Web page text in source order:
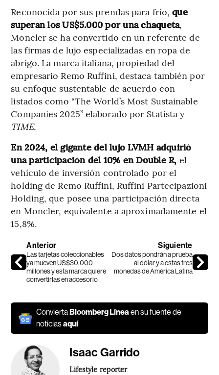
Reconocida por sus prendas para frío,que
superan los US$5.000 por una chaqueta,
Moncler se ha convertido en un referente de
las firmas de lujo especializadas en ropa de
abrigo. La marca italiana, propiedad del
empresario Remo Ruffini, destaca también por
su enfoque sustentable de acuerdo con
listados como “The World’s Most Sustainable
Companies 2025” elaborado por Statista y
TIME.
En 2024, el gigante del lujo LVMH adquirió
una participación del 10% en Double R, el
vehículo de inversión controlado por el
holding de Remo Ruffini, Ruffini Partecipazioni
Holding, que posee una participación directa
en Moncler, equivalente a aproximadamente el
15,8%.
Anterior
Las tarjetas coleccionables
ya mueven US$30.000
millones y esta marca quiere
convertirlas en accesorio
Siguiente
Dos datos pondrán a prueba
al dólar y a estas tres
monedas de América Latina
Convierta Bloomberg Líneaen su fuente de
noticiasaquí
Isaac Garrido
Lifestyle reporter